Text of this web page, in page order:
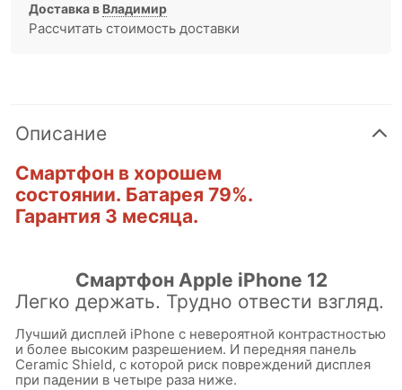
Доставка в Владимир
Рассчитать стоимость доставки
Описание
Смартфон в хорошем
состоянии. Батарея 79%.
Гарантия 3 месяца.
Смартфон Apple iPhone 12
Легко держать. Трудно отвести взгляд.
Лучший дисплей iPhone с невероятной контрастностью
и более высоким разрешением. И передняя панель
Ceramic Shield, с которой риск повреждений дисплея
при падении в четыре раза ниже.